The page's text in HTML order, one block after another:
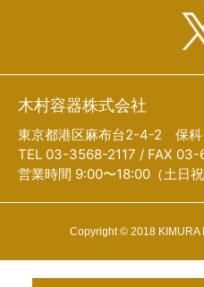
木村容器株式会社
東京都港区麻布台2-4-2 保科
TEL 03-3568-2117 / FAX
営業時間 9:00〜18:00（土日祝
Copyright © 2018 KIMURA